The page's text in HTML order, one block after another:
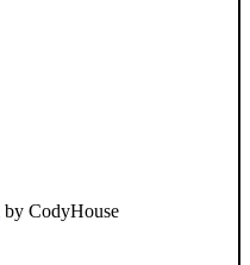
by CodyHouse